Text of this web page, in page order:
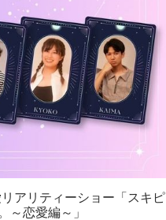
アリティーショー「スキピ
～恋愛編～」